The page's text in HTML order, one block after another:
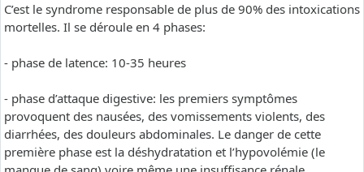
C’est le syndrome responsable de plus de 90% des intoxications
mortelles. Il se déroule en 4 phases:
- phase de latence: 10-35 heures
- phase d’attaque digestive: les premiers symptômes
provoquent des nausées, des vomissements violents, des
diarrhées, des douleurs abdominales. Le danger de cette
première phase est la déshydratation et l’hypovolémie (le